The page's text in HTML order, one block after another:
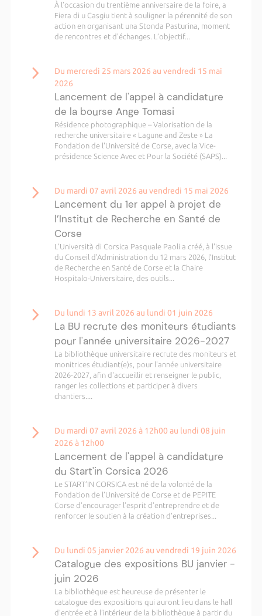
À l’occasion du trentième anniversaire de la foire, a
Fiera di u Casgiu tient à souligner la pérennité de son
action en organisant una Stonda Pasturina, moment
de rencontres et d'échanges. L’objectif...
Du mercredi 25 mars 2026 au vendredi 15 mai
2026
Lancement de l'appel à candidature
de la bourse Ange Tomasi
Résidence photographique – Valorisation de la
recherche universitaire « Lagune and Zeste » La
Fondation de l'Université de Corse, avec la Vice-
présidence Science Avec et Pour la Société (SAPS)...
Du mardi 07 avril 2026 au vendredi 15 mai 2026
Lancement du 1er appel à projet de
l’Institut de Recherche en Santé de
Corse
L’Università di Corsica Pasquale Paoli a créé, à l'issue
du Conseil d'Administration du 12 mars 2026, l’Institut
de Recherche en Santé de Corse et la Chaire
Hospitalo-Universitaire, des outils...
Du lundi 13 avril 2026 au lundi 01 juin 2026
La BU recrute des moniteurs étudiants
pour l'année universitaire 2026-2027
La bibliothèque universitaire recrute des moniteurs et
monitrices étudiant(e)s, pour l'année universitaire
2026-2027, afin d'accueillir et renseigner le public,
ranger les collections et participer à divers
chantiers....
Du mardi 07 avril 2026 à 12h00 au lundi 08 juin
2026 à 12h00
Lancement de l'appel à candidature
du Start'in Corsica 2026
Le START’IN CORSICA est né de la volonté de la
Fondation de l’Université de Corse et de PEPITE
Corse d’encourager l’esprit d’entreprendre et de
renforcer le soutien à la création d’entreprises...
Du lundi 05 janvier 2026 au vendredi 19 juin 2026
Catalogue des expositions BU janvier -
juin 2026
La bibliothèque est heureuse de présenter le
catalogue des expositions qui auront lieu dans le hall
d’entrée et à l’intérieur de la bibliothèque à partir du